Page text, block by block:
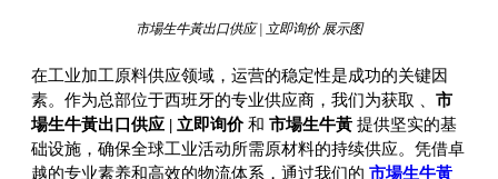
市場生牛黃出口供应 | 立即询价 展示图
在工业加工原料供应领域，运营的稳定性是成功的关键因
素。作为总部位于西班牙的专业供应商，我们为获取
市
場生牛黃出口供应 | 立即询价 和 市場生牛黃 提供坚实的基
础设施，确保全球工业活动所需原材料的持续供应。凭借卓
越的专业素养和高效的物流体系，通过我们的 市場生牛黃